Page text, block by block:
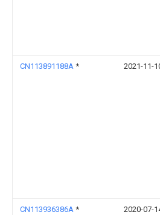
CN113891188A * 2021-11-
CN113936386A * 2020-07-